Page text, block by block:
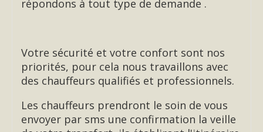
répondons à tout type de demande .
Votre sécurité et votre confort sont nos
priorités, pour cela nous travaillons avec
des chauffeurs qualifiés et professionnels.
Les chauffeurs prendront le soin de vous
envoyer par sms une confirmation la veille